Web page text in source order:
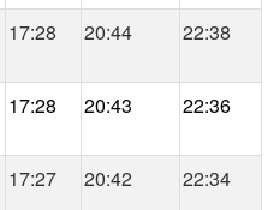
17:28 20:44 22:38
17:28 20:43 22:36
17:27 20:42 22:34